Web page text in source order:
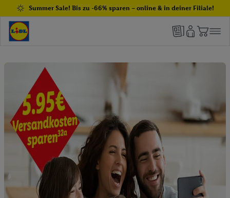
Summer Sale! Bis zu -66% sparen – online & in deiner Filiale!